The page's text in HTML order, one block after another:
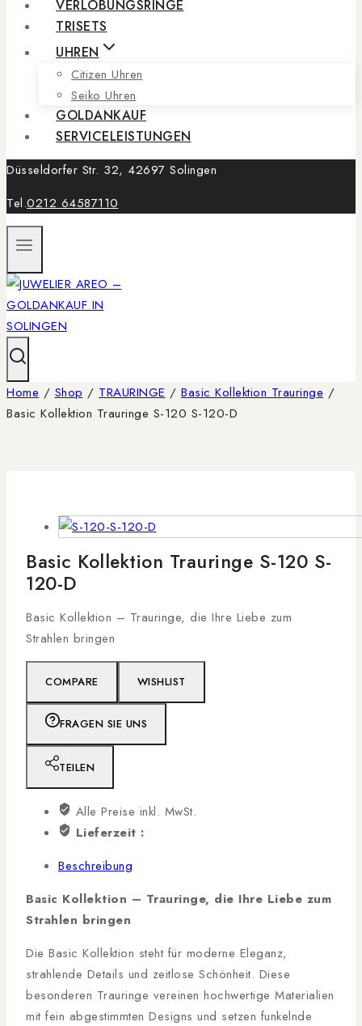
VERLOBUNGSRINGE
TRISETS
UHREN
Citizen Uhren
Seiko Uhren
GOLDANKAUF
SERVICELEISTUNGEN
Düsseldorfer Str. 32, 42697 Solingen
Tel.0212 64587110
Home / Shop / TRAURINGE / Basic Kollektion Trauringe /
Basic Kollektion Trauringe S-120 S-120-D
Basic Kollektion Trauringe S-120 S-
120-D
Basic Kollektion – Trauringe, die Ihre Liebe zum
Strahlen bringen
COMPARE WISHLIST
FRAGEN SIE UNS
TEILEN
Alle Preise inkl. MwSt.
Lieferzeit :
Beschreibung
Basic Kollektion – Trauringe, die Ihre Liebe zum
Strahlen bringen
Die Basic Kollektion steht für moderne Eleganz,
strahlende Details und zeitlose Schönheit. Diese
besonderen Trauringe vereinen hochwertige Materialien
mit fein abgestimmten Designs und setzen funkelnde